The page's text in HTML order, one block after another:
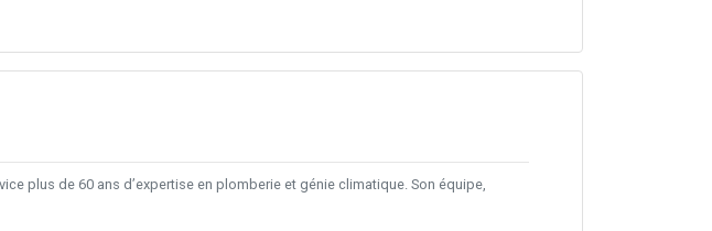
plus de 60 ans d’expertise en plomberie et génie climatique. Son équipe,